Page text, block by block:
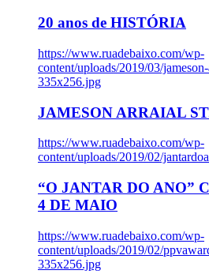
20 anos de HISTÓRIA
https://www.ruadebaixo.com/wp-
content/uploads/2019/03/
335x256.jpg
JAMESON ARRAIAL
https://www.ruadebaixo.com/wp-
content/uploads/2019/02/
“O JANTAR DO ANO”
4 DE MAIO
https://www.ruadebaixo.com/wp-
content/uploads/2019/02/
335x256.jpg